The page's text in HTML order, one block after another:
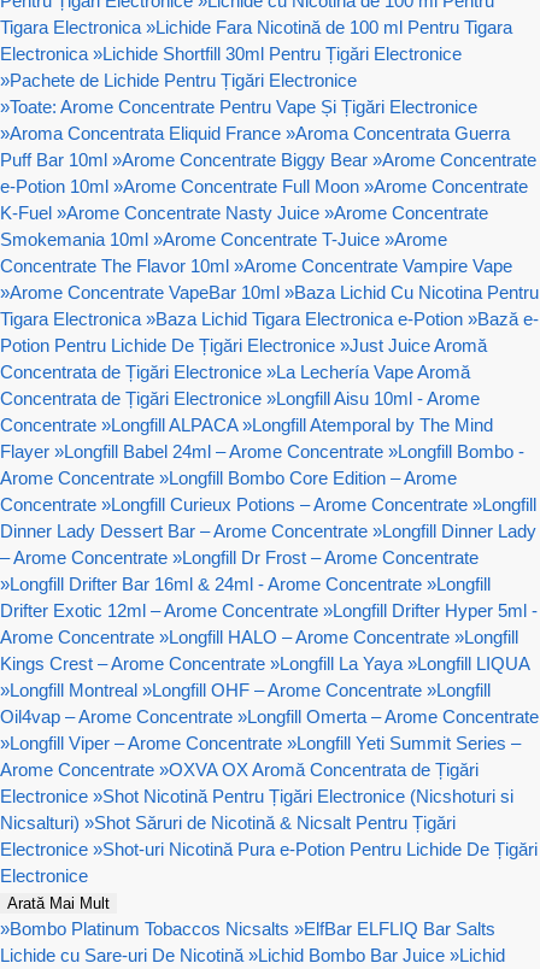
Tigara Electronica »Lichide Fara Nicotină de 100 ml Pentru Tigara
Electronica »Lichide Shortfill 30ml Pentru Țigări Electronice
»Pachete de Lichide Pentru Țigări Electronice
»Toate: Arome Concentrate Pentru Vape Și Țigări Electronice
»Aroma Concentrata Eliquid France »Aroma Concentrata Guerra
Puff Bar 10ml »Arome Concentrate Biggy Bear »Arome Concentrate
e-Potion 10ml »Arome Concentrate Full Moon »Arome Concentrate
K-Fuel »Arome Concentrate Nasty Juice »Arome Concentrate
Smokemania 10ml »Arome Concentrate T-Juice »Arome
Concentrate The Flavor 10ml »Arome Concentrate Vampire Vape
»Arome Concentrate VapeBar 10ml »Baza Lichid Cu Nicotina Pentru
Tigara Electronica »Baza Lichid Tigara Electronica e-Potion »Bază e-
Potion Pentru Lichide De Țigări Electronice »Just Juice Aromă
Concentrata de Țigări Electronice »La Lechería Vape Aromă
Concentrata de Țigări Electronice »Longfill Aisu 10ml - Arome
Concentrate »Longfill ALPACA »Longfill Atemporal by The Mind
Flayer »Longfill Babel 24ml – Arome Concentrate »Longfill Bombo -
Arome Concentrate »Longfill Bombo Core Edition – Arome
Concentrate »Longfill Curieux Potions – Arome Concentrate »Longfill
Dinner Lady Dessert Bar – Arome Concentrate »Longfill Dinner Lady
– Arome Concentrate »Longfill Dr Frost – Arome Concentrate
»Longfill Drifter Bar 16ml & 24ml - Arome Concentrate »Longfill
Drifter Exotic 12ml – Arome Concentrate »Longfill Drifter Hyper 5ml -
Arome Concentrate »Longfill HALO – Arome Concentrate »Longfill
Kings Crest – Arome Concentrate »Longfill La Yaya »Longfill LIQUA
»Longfill Montreal »Longfill OHF – Arome Concentrate »Longfill
Oil4vap – Arome Concentrate »Longfill Omerta – Arome Concentrate
»Longfill Viper – Arome Concentrate »Longfill Yeti Summit Series –
Arome Concentrate »OXVA OX Aromă Concentrata de Țigări
Electronice »Shot Nicotină Pentru Țigări Electronice (Nicshoturi si
Nicsalturi) »Shot Săruri de Nicotină & Nicsalt Pentru Țigări
Electronice »Shot-uri Nicotină Pura e-Potion Pentru Lichide De Țigări
Electronice
Arată Mai Mult
»Bombo Platinum Tobaccos Nicsalts »ElfBar ELFLIQ Bar Salts
Lichide cu Sare-uri De Nicotină »Lichid Bombo Bar Juice »Lichid